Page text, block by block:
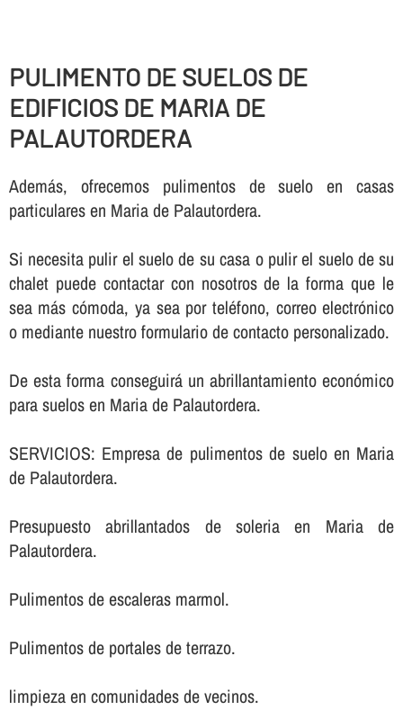
PULIMENTO DE SUELOS DE
EDIFICIOS DE MARIA DE
PALAUTORDERA
Además, ofrecemos pulimentos de suelo en casas
particulares en Maria de Palautordera.
Si necesita pulir el suelo de su casa o pulir el suelo de su
chalet puede contactar con nosotros de la forma que le
sea más cómoda, ya sea por teléfono, correo electrónico
o mediante nuestro formulario de contacto personalizado.
De esta forma conseguirá un abrillantamiento económico
para suelos en Maria de Palautordera.
SERVICIOS: Empresa de pulimentos de suelo en Maria
de Palautordera.
Presupuesto abrillantados de soleria en Maria de
Palautordera.
Pulimentos de escaleras marmol.
Pulimentos de portales de terrazo.
limpieza en comunidades de vecinos.